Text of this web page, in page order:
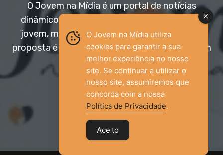
O Jovem na Mídia é um portal de notícias
dinâmico e acessível, voltado para o público
jovem, mas aberto a todas as idades. Nossa
proposta é trazer informação relevante com um
olhar diferenciado.
Entre em contato:
jovemnamidia2017@gmail.com
O Jovem na Mídia utiliza
cookies para garantir a sua
melhor experiência no nosso
site. Se continuar a utilizar o
nosso site, assumiremos que
concorda com a nossa
Política de Privacidade.
Aceito